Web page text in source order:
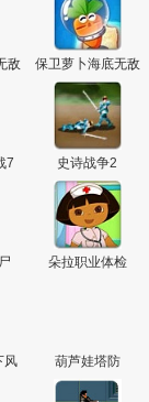
敌
保卫萝卜海底无敌
版
7 史诗战争2
朵拉职业体检
风
葫芦娃塔防